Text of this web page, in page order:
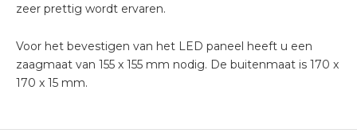
zeer prettig wordt ervaren.
Voor het bevestigen van het LED paneel heeft u een
zaagmaat van 155 x 155 mm nodig. De buitenmaat is 170 x
170 x 15 mm.